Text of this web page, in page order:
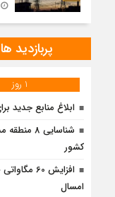
پربازدید ها
1 روز
ابلاغ منابع جدید
شناسایی
کشور
افزایش
امسال